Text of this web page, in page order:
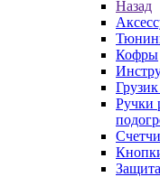
Назад
Кофры
Ручки